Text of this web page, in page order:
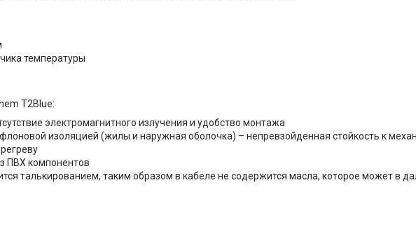
температуры
T2Blue:
электромагнитного излучения и удобство монтажа
изоляцией (жилы и наружная оболочка) – непревзойденная стойкость к
ПВХ компонентов
талькированием, таким образом в кабеле не содержится масла, которое может в